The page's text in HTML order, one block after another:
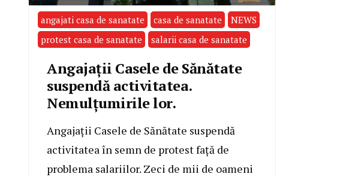
angajati casa de sanatate casa de sanatate
NEWS
protest casa de sanatate
salarii casa de sanatate
Angajații Casele de Sănătate
suspendă activitatea.
Nemulțumirile lor.
Angajații Casele de Sănătate suspendă
activitatea în semn de protest față de
problema salariilor. Zeci de mii de oameni